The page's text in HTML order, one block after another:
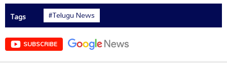
Tags
#Telugu News
SUBSCRIBE